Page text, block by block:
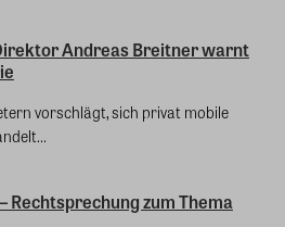
Andreas Breitner warnt
vorschlägt, sich privat mobile
Rechtsprechung zum Thema